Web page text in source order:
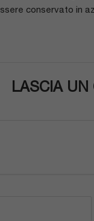
conservato in
LASCIA